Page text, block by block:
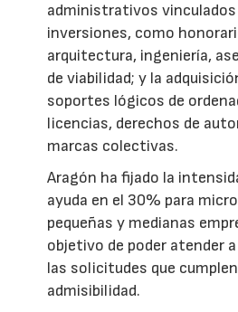
administrativos vinculados
inversiones, como
arquitectura, ingeniería,
de viabilidad; y la
soportes lógicos de
licencias, derechos de
marcas colectivas.
Aragón ha fijado la
ayuda en el 30% para
pequeñas y medianas
objetivo de poder atender
las solicitudes que
admisibilidad.